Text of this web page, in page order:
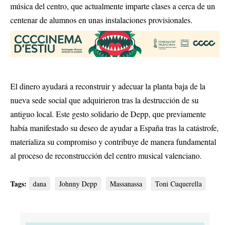
música del centro, que actualmente imparte clases a cerca de un
centenar de alumnos en unas instalaciones provisionales.
El dinero ayudará a reconstruir y adecuar la planta baja de la
nueva sede social que adquirieron tras la destrucción de su
antiguo local. Este gesto solidario de Depp, que previamente
había manifestado su deseo de ayudar a España tras la catástrofe,
materializa su compromiso y contribuye de manera fundamental
al proceso de reconstrucción del centro musical valenciano.
Tags: dana Johnny Depp Massanassa Toni Cuquerella